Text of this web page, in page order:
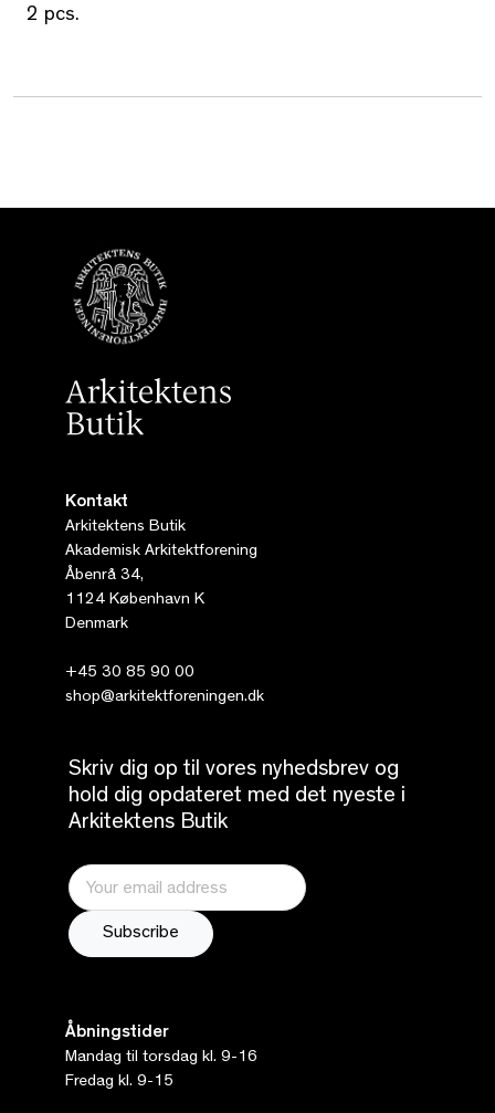
2 pcs.
Kontakt
Arkitektens Butik
Akademisk Arkitektforening
Åbenrå 34,
1124 København K
Denmark
+45 30 85 90 00
shop@arkitektforeningen.dk
Skriv dig op til vores nyhedsbrev og
hold dig opdateret med det nyeste i
Arkitektens Butik
Åbningstider
Mandag til torsdag kl. 9-16
Fredag kl. 9-15